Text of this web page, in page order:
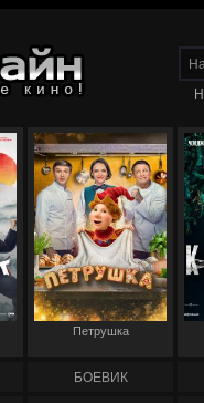
Петрушка
БОЕВИК